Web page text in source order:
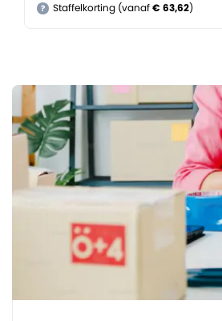
? Staffelkorting (vanaf€ 63,62)